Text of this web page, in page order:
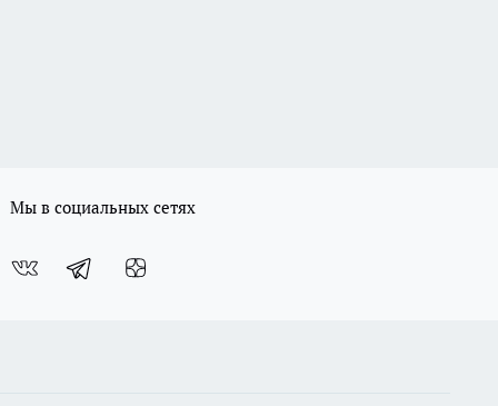
Мы в социальных сетях